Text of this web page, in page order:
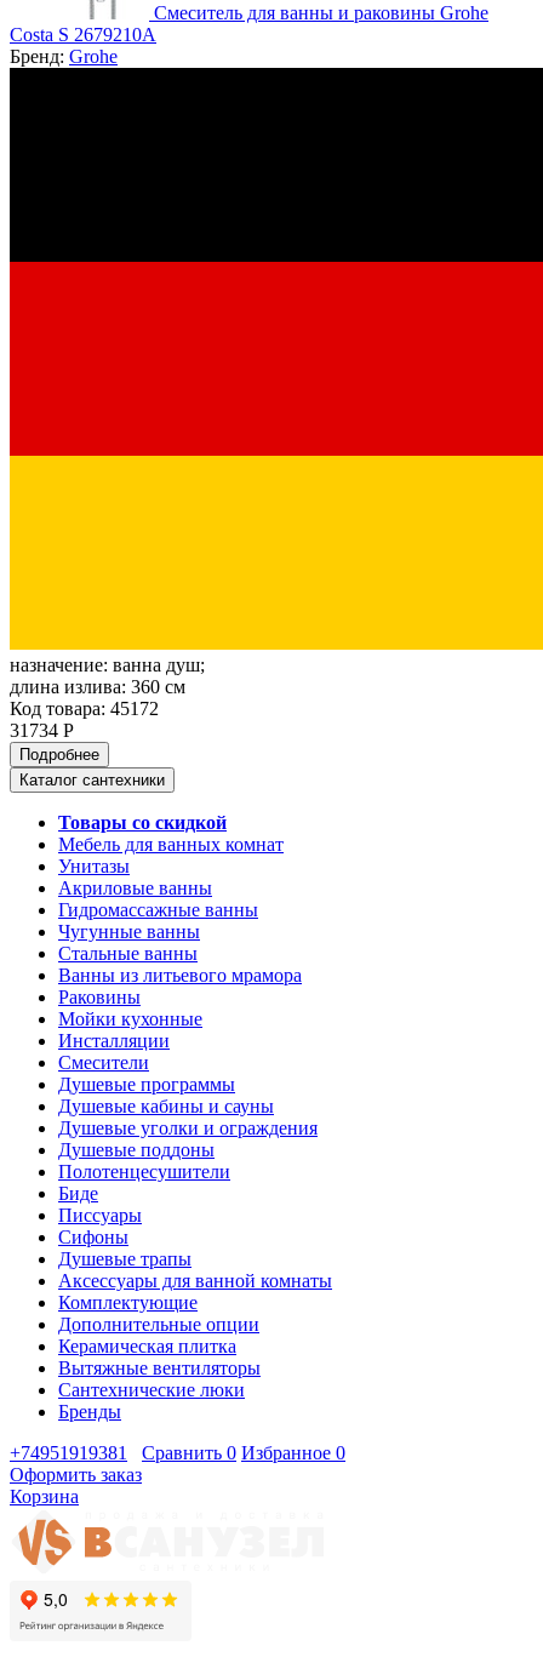
Смеситель для ванны и раковины Grohe
Costa S 2679210A
Бренд: Grohe
назначение: ванна душ;
длина излива: 360 см
Код товара: 45172
31734 Р
Подробнее
Каталог сантехники
Товары со скидкой
Мебель для ванных комнат
Унитазы
Акриловые ванны
Гидромассажные ванны
Чугунные ванны
Стальные ванны
Ванны из литьевого мрамора
Раковины
Мойки кухонные
Инсталляции
Смесители
Душевые программы
Душевые кабины и сауны
Душевые уголки и ограждения
Душевые поддоны
Полотенцесушители
Биде
Писсуары
Сифоны
Душевые трапы
Аксессуары для ванной комнаты
Комплектующие
Дополнительные опции
Керамическая плитка
Вытяжные вентиляторы
Сантехнические люки
Бренды
+74951919381
Сравнить 0 Избранное 0
Оформить заказ
Корзина